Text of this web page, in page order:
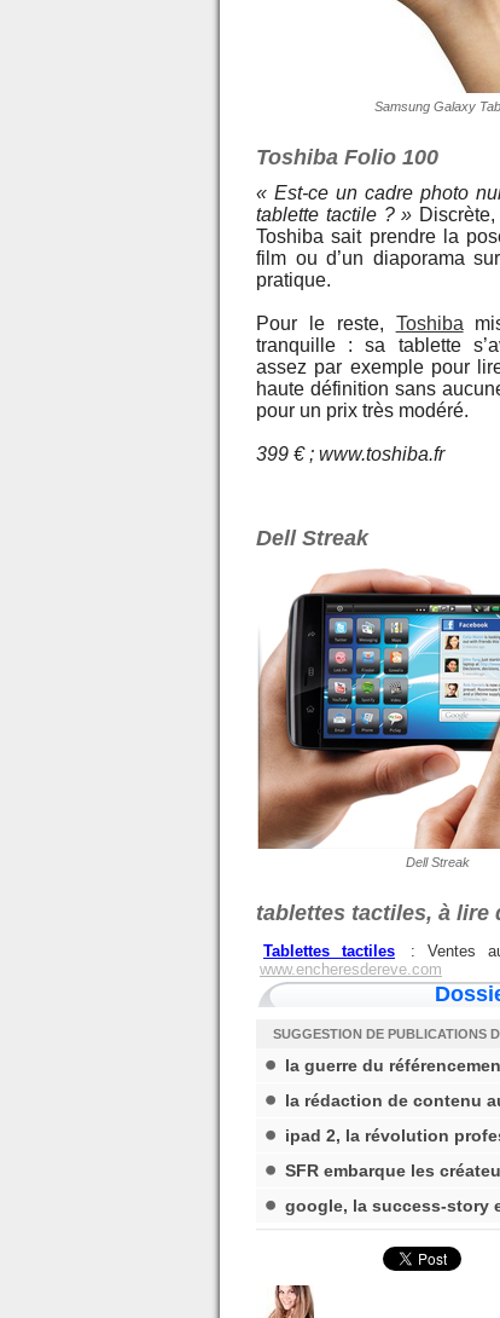
Samsung Galaxy Tab
Toshiba Folio 100
« Est-ce un cadre photo
tablette tactile ? »
Toshiba sait prendre la
film ou d’un diaporama
pratique.
Pour le reste, Toshiba
tranquille : sa tablette
assez par exemple pour
haute définition sans
pour un prix très modéré.
399 € ; www.toshiba.fr
Dell Streak
Dell Streak
tablettes tactiles, à lire
Tablettes tactiles : Ventes
www.encheresdereve.com
SUGGESTION DE PUBLICATIONS
la guerre du
la rédaction de contenu
ipad 2, la révolution
SFR embarque les
google, la success-story